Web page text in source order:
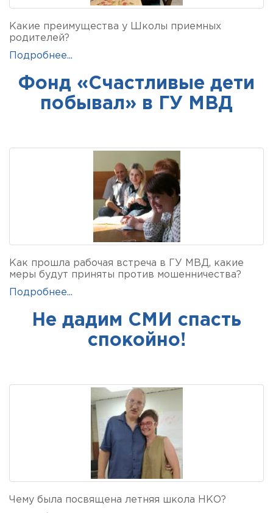
Какие преимущества у Школы приемных
родителей?
Подробнее...
Фонд «Счастливые дети
побывал» в ГУ МВД
Как прошла рабочая встреча в ГУ МВД, какие
меры будут приняты против мошенничества?
Подробнее...
Не дадим СМИ спасть
спокойно!
Чему была посвящена летняя школа НКО?